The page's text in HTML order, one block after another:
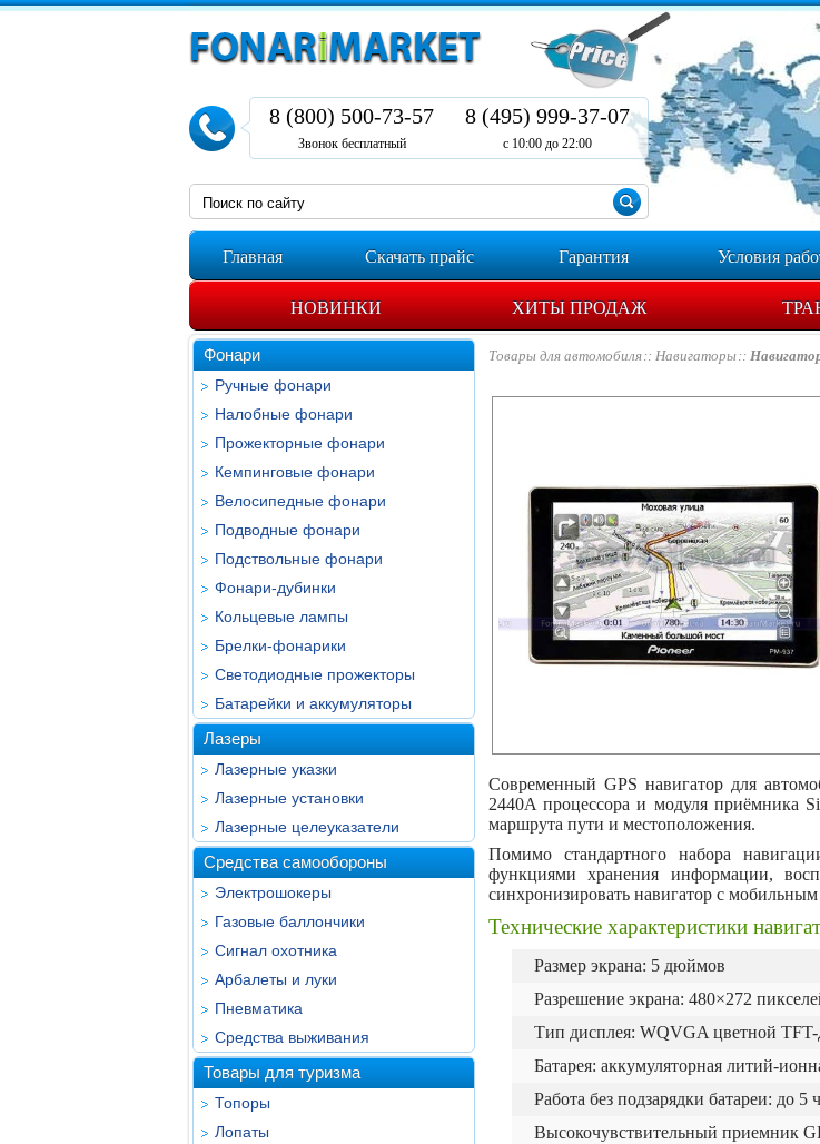
8 (800) 500-73-57
Звонок бесплатный
8 (495) 999-37-07
с 10:00 до 22:00
Главная Скачать прайс Гарантия Условия
НОВИНКИ ХИТЫ ПРОДАЖ
Фонари
Ручные фонари
Налобные фонари
Прожекторные фонари
Кемпинговые фонари
Велосипедные фонари
Подводные фонари
Подствольные фонари
Фонари-дубинки
Кольцевые лампы
Брелки-фонарики
Светодиодные прожекторы
Батарейки и аккумуляторы
Лазеры
Лазерные указки
Лазерные установки
Лазерные целеуказатели
Средства самообороны
Электрошокеры
Газовые баллончики
Сигнал охотника
Арбалеты и луки
Пневматика
Средства выживания
Товары для туризма
Топоры
Лопаты
Товары для автомобиля Навигаторы
Современный GPS навигатор для
2440A процессора и модуля приёмника
маршрута пути и местоположения.
Помимо стандартного набора
функциями хранения информации,
синхронизировать навигатор с
Технические характеристики
Размер экрана: 5 дюймов
Разрешение экрана: 480×272
Тип дисплея: WQVGA цветной TFT-
Батарея: аккумуляторная литий-
Работа без подзарядки батареи: до 5
Высокочувствительный приемник